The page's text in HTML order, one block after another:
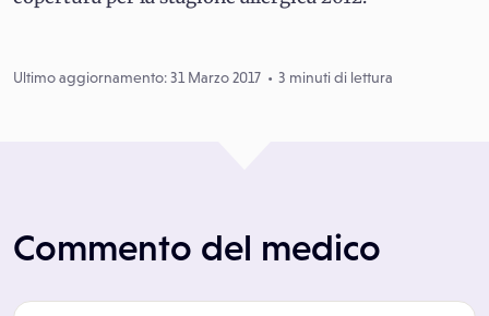
Ultimo aggiornamento: 31 Marzo 2017 3 minuti di lettura
Commento del medico